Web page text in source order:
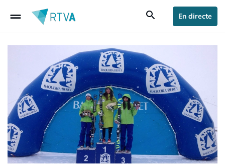
drag_handle search En directe